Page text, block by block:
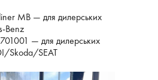
МВ — для дилерських
Benz
— для дилерських
Skoda/SEAT